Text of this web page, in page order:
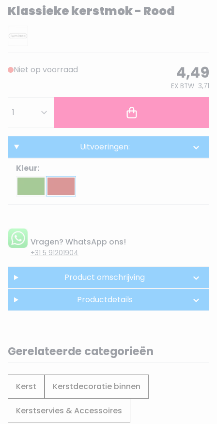
Klassieke kerstmok - Rood
Niet op voorraad 4,49
EX BTW 3,71
Uitvoeringen:
Kleur:
Vragen? WhatsApp ons!
+31 5 91201904
Product omschrijving
Productdetails
Gerelateerde categorieën
Kerst Kerstdecoratie binnen
Kerstservies & Accessoires